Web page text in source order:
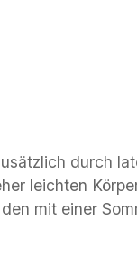
durch
leichten
mit einer
feste